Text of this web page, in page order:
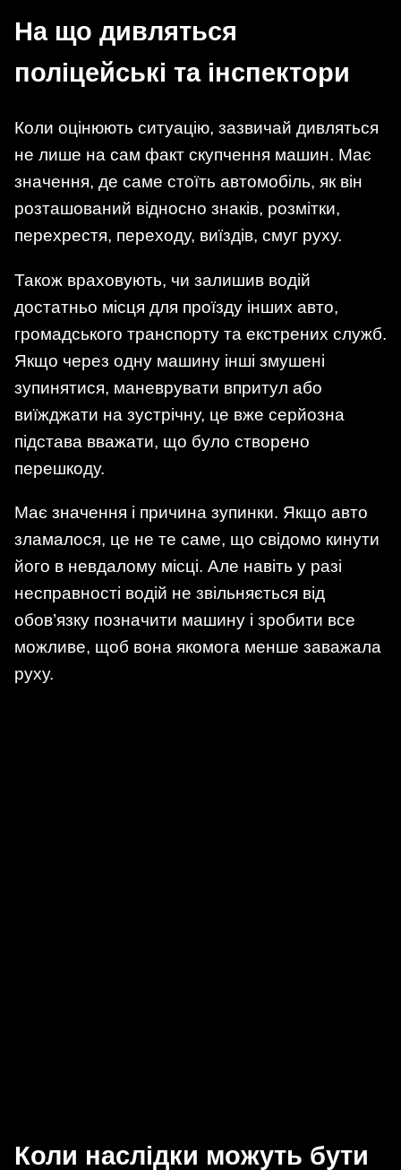
На що дивляться
поліцейські та інспектори
Коли оцінюють ситуацію, зазвичай дивляться
не лише на сам факт скупчення машин. Має
значення, де саме стоїть автомобіль, як він
розташований відносно знаків, розмітки,
перехрестя, переходу, виїздів, смуг руху.
Також враховують, чи залишив водій
достатньо місця для проїзду інших авто,
громадського транспорту та екстрених служб.
Якщо через одну машину інші змушені
зупинятися, маневрувати впритул або
виїжджати на зустрічну, це вже серйозна
підстава вважати, що було створено
перешкоду.
Має значення і причина зупинки. Якщо авто
зламалося, це не те саме, що свідомо кинути
його в невдалому місці. Але навіть у разі
несправності водій не звільняється від
обов’язку позначити машину і зробити все
можливе, щоб вона якомога менше заважала
руху.
Коли наслідки можуть бути